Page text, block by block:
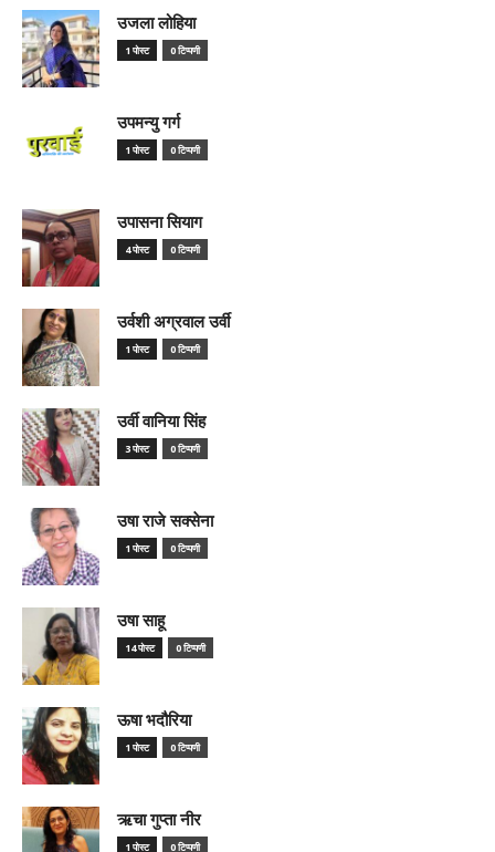
उजला लोहिया
1 पोस्ट 0 टिप्पणी
उपमन्यु गर्ग
1 पोस्ट 0 टिप्पणी
उपासना सियाग
4 पोस्ट 0 टिप्पणी
उर्वशी अग्रवाल उर्वी
1 पोस्ट 0 टिप्पणी
उर्वी वानिया सिंह
3 पोस्ट 0 टिप्पणी
उषा राजे सक्सेना
1 पोस्ट 0 टिप्पणी
उषा साहू
14 पोस्ट 0 टिप्पणी
ऊषा भदौरिया
1 पोस्ट 0 टिप्पणी
ऋचा गुप्ता नीर
1 पोस्ट 0 टिप्पणी